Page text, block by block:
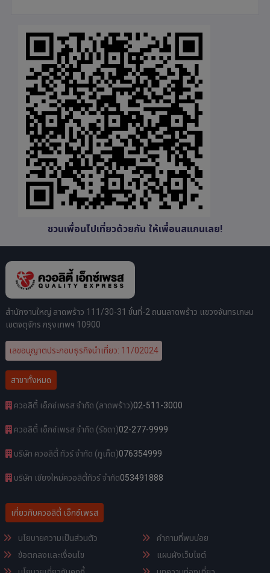
ชวนเพื่อนไปเที่ยวด้วยกัน ให้เพื่อนสแกนเลย!
สำนักงานใหญ่ ลาดพร้าว 111/30-31 ชั้นที่-2 ถนนลาดพร้าว แขวงจันทรเกษม
เขตจตุจักร กรุงเทพฯ 10900
เลขอนุญาตประกอบธุรกิจนำเที่ยว: 11/02024
สาขาทั้งหมด
ควอลิตี้ เอ็กซ์เพรส จำกัด (ลาดพร้าว)02-511-3000
ควอลิตี้ เอ็กซ์เพรส จำกัด (รัชดา)02-277-9999
บริษัท ควอลิตี้ ทัวร์ จำกัด (ภูเก็ต)076354999
บริษัท เชียงใหม่ควอลิตี้ทัวร์ จำกัด053491888
เกี่ยวกับควอลิตี้ เอ็กซ์เพรส
นโยบายความเป็นส่วนตัว
ข้อตกลงและเงื่อนไข
คำถามที่พบบ่อย
แผนผังเว็บไซต์